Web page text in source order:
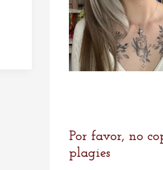
Por favor, no
plagies